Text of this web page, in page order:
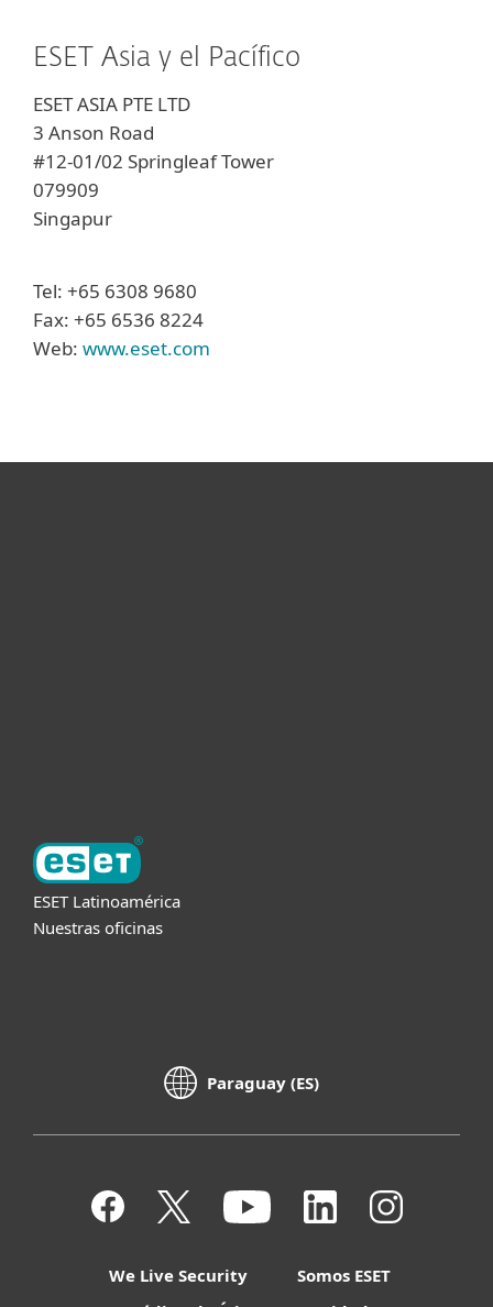
ESET Asia y el Pacífico
ESET ASIA PTE LTD
3 Anson Road
#12-01/02 Springleaf Tower
079909
Singapur
Tel: +65 6308 9680
Fax: +65 6536 8224
Web: www.eset.com
ESET Latinoamérica
Nuestras oficinas
Paraguay (ES)
We Live Security
Somos ESET